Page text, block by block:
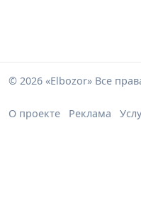
© 2026 «Elbozor» Все
О проекте Реклама